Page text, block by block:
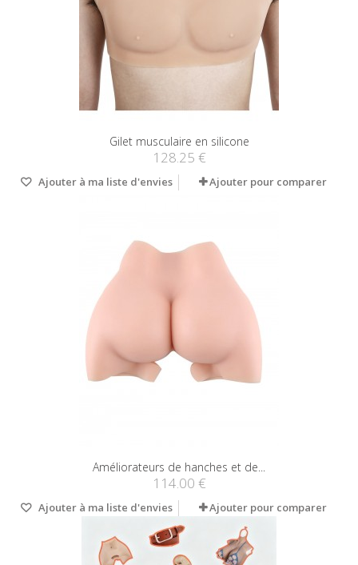
Gilet musculaire en silicone
128.25 €
Ajouter à ma liste d'envies Ajouter pour comparer
Améliorateurs de hanches et de...
114.00 €
Ajouter à ma liste d'envies Ajouter pour comparer